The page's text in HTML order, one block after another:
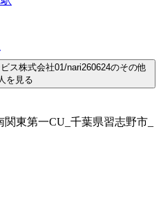
ス株式会社01/nari260624のその他
を見る
東第一CU_千葉県習志野市_